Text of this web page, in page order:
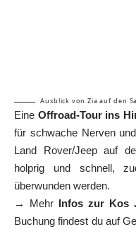
Ausblick von Zia auf den
Eine Offroad-Tour ins
für schwache Nerven
Land Rover/Jeep auf
holprig und schnell,
überwunden werden.
→ Mehr Infos zur Kos
Buchung findest du auf